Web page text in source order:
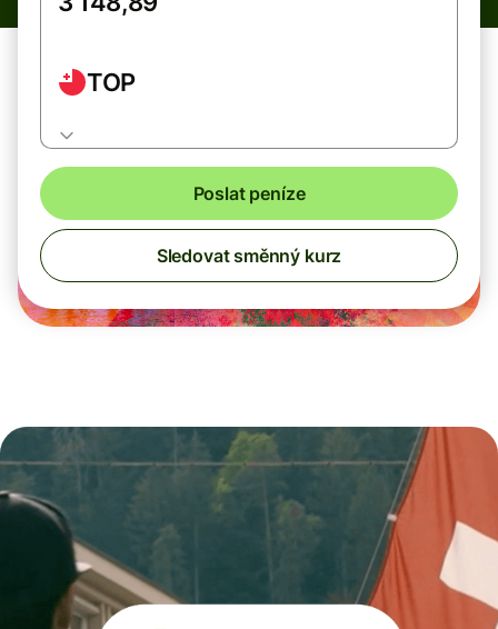
TOP
Poslat peníze
Sledovat směnný kurz